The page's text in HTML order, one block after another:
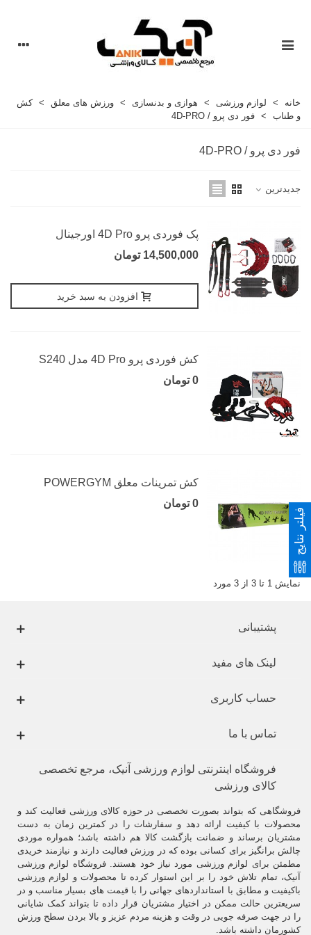
خانه > لوازم ورزشی > هوازی و بدنسازی > ورزش های معلق > کش
و طناب
> فور دی پرو / 4D-PRO
فور دی پرو / 4D-PRO
جدیدترین
پک فوردی پرو 4D Pro اورجینال
14,500,000 تومان
افزودن به سبد خرید
کش فوردی پرو 4D Pro مدل S240
0 تومان
کش تمرینات معلق POWERGYM
0 تومان
نمایش 1 تا 3 از 3 مورد
پشتیبانی
لینک های مفید
حساب کاربری
تماس با ما
فروشگاه اینترنتی لوازم ورزشی آنیک، مرجع تخصصی
کالای ورزشی
فروشگاهی که بتواند بصورت تخصصی در حوزه کالای ورزشی فعالیت کند و
محصولات با کیفیت ارائه دهد و سفارشات را در کمترین زمان به دست
مشتریان برساند و ضمانت بازگشت کالا هم داشته باشد؛ همواره موردی
چالش برانگیز برای کسانی بوده که در ورزش فعالیت دارند و نیازمند خریدی
مطمئن برای لوازم ورزشی مورد نیاز خود هستند. فروشگاه لوازم ورزشی
آنیک، تمام تلاش خود را بر این استوار کرده تا محصولات و لوازم ورزشی
باکیفیت و مطابق با استانداردهای جهانی را با قیمت های بسیار مناسب و در
سریعترین حالت ممکن در اختیار مشتریان قرار داده تا بتواند کمک شایانی
را در جهت صرفه جویی در وقت و هزینه مردم عزیز و بالا بردن سطح ورزش
کشورمان داشته باشد.
فیلتر نتایج